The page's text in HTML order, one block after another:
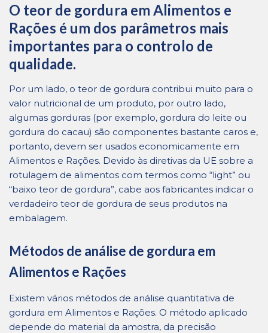
O teor de gordura em Alimentos e
Rações é um dos parâmetros mais
importantes para o controlo de
qualidade.
Por um lado, o teor de gordura contribui muito para o
valor nutricional de um produto, por outro lado,
algumas gorduras (por exemplo, gordura do leite ou
gordura do cacau) são componentes bastante caros e,
portanto, devem ser usados ​​economicamente em
Alimentos e Rações. Devido às diretivas da UE sobre a
rotulagem de alimentos com termos como “light” ou
“baixo teor de gordura”, cabe aos fabricantes indicar o
verdadeiro teor de gordura de seus produtos na
embalagem.
Métodos de análise de gordura em
Alimentos e Rações
Existem vários métodos de análise quantitativa de
gordura em Alimentos e Rações. O método aplicado
depende do material da amostra, da precisão